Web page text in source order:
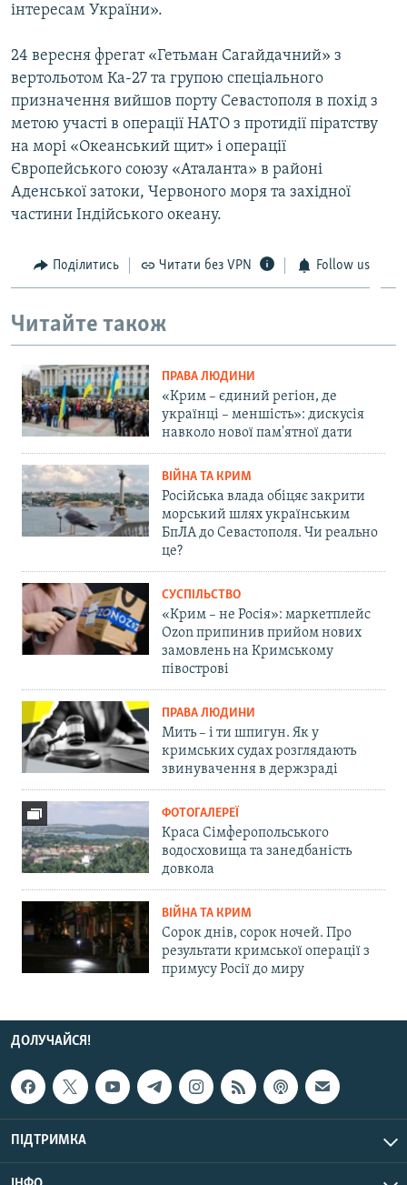
інтересам України».
24 вересня фрегат «Гетьман Сагайдачний» з
вертольотом Ка-27 та групою спеціального
призначення вийшов порту Севастополя в похід з
метою участі в операції НАТО з протидії піратству
на морі «Океанський щит» і операції
Європейського союзу «Аталанта» в районі
Аденської затоки, Червоного моря та західної
частини Індійського океану.
Поділитись Читати без VPN Follow us
Читайте також
ПРАВА ЛЮДИНИ
«Крим – єдиний регіон, де
українці – меншість»: дискусія
навколо нової пам'ятної дати
ВІЙНА ТА КРИМ
Російська влада обіцяє закрити
морський шлях українським
БпЛА до Севастополя. Чи реально
це?
СУСПІЛЬСТВО
«Крим – не Росія»: маркетплейс
Ozon припинив прийом нових
замовлень на Кримському
півострові
ПРАВА ЛЮДИНИ
Мить – і ти шпигун. Як у
кримських судах розглядають
звинувачення в держзраді
ФОТОГАЛЕРЕЇ
Краса Сімферопольського
водосховища та занедбаність
довкола
ВІЙНА ТА КРИМ
Сорок днів, сорок ночей. Про
результати кримської операції з
примусу Росії до миру
ДОЛУЧАЙСЯ!
ПІДТРИМКА